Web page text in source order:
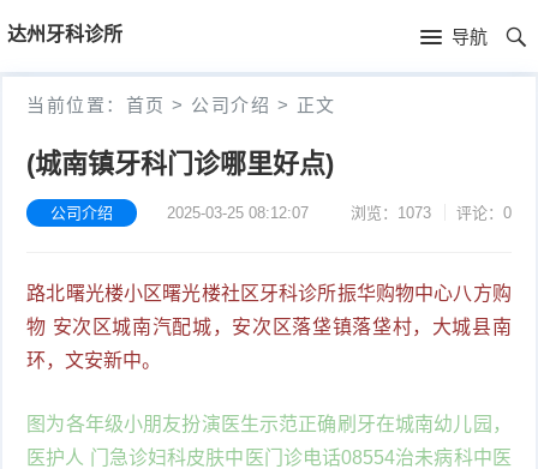
达州牙科诊所 导航
首
页
首
当前位置： 首页 > 公司介绍 > 正文
(城南镇牙科门诊哪里好点)
公司介绍 2025-03-25 08:12:07 浏览：1073 评论：0
路北曙光楼小区曙光楼社区牙科诊所振华购物中心八方购
物 安次区城南汽配城，安次区落垡镇落垡村，大城县南
环，文安新中。
图为各年级小朋友扮演医生示范正确刷牙在城南幼儿园，
医护人 门急诊妇科皮肤中医门诊电话08554治未病科中医